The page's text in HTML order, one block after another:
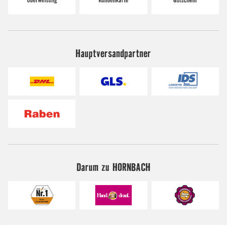
Hauptversandpartner
Darum zu HORNBACH